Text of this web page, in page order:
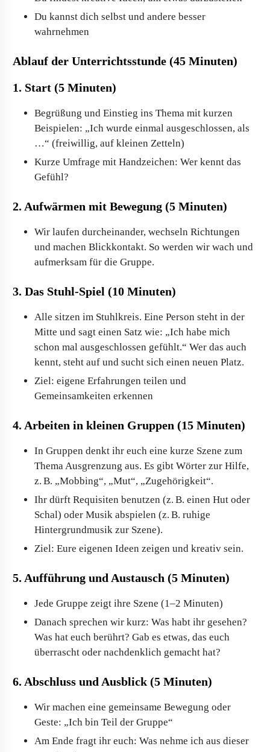
Du kannst dich selbst und andere besser
wahrnehmen
Ablauf der Unterrichtsstunde (45 Minuten)
1. Start (5 Minuten)
Begrüßung und Einstieg ins Thema mit kurzen
Beispielen: „Ich wurde einmal ausgeschlossen, als
…“ (freiwillig, auf kleinen Zetteln)
Kurze Umfrage mit Handzeichen: Wer kennt das
Gefühl?
2. Aufwärmen mit Bewegung (5 Minuten)
Wir laufen durcheinander, wechseln Richtungen
und machen Blickkontakt. So werden wir wach und
aufmerksam für die Gruppe.
3. Das Stuhl-Spiel (10 Minuten)
Alle sitzen im Stuhlkreis. Eine Person steht in der
Mitte und sagt einen Satz wie: „Ich habe mich
schon mal ausgeschlossen gefühlt.“ Wer das auch
kennt, steht auf und sucht sich einen neuen Platz.
Ziel: eigene Erfahrungen teilen und
Gemeinsamkeiten erkennen
4. Arbeiten in kleinen Gruppen (15 Minuten)
In Gruppen denkt ihr euch eine kurze Szene zum
Thema Ausgrenzung aus. Es gibt Wörter zur Hilfe,
z. B. „Mobbing“, „Mut“, „Zugehörigkeit“.
Ihr dürft Requisiten benutzen (z. B. einen Hut oder
Schal) oder Musik abspielen (z. B. ruhige
Hintergrundmusik zur Szene).
Ziel: Eure eigenen Ideen zeigen und kreativ sein.
5. Aufführung und Austausch (5 Minuten)
Jede Gruppe zeigt ihre Szene (1–2 Minuten)
Danach sprechen wir kurz: Was habt ihr gesehen?
Was hat euch berührt? Gab es etwas, das euch
überrascht oder nachdenklich gemacht hat?
6. Abschluss und Ausblick (5 Minuten)
Wir machen eine gemeinsame Bewegung oder
Geste: „Ich bin Teil der Gruppe“
Am Ende fragt ihr euch: Was nehme ich aus dieser